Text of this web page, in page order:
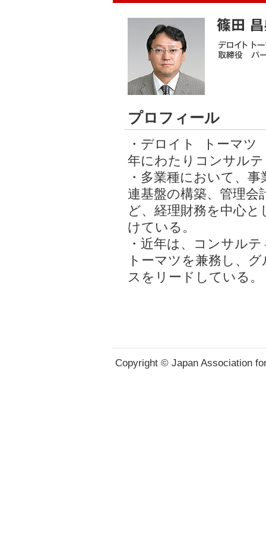
プロフィール
・デロイト トーマツ
年にわたり コンサル
・多業種において、
連基盤の構築、管理
ど、経理財務を中心
けている。
・近年は、コンサル
トーマツを兼務し、
スをリードしている。
Copyright © Japan Association